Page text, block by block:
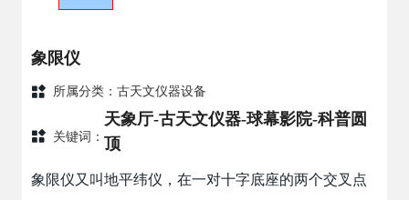
象限仪
所属分类：古天文仪器设备
关键词：
天象厅-古天文仪器-球幕影院-科普圆
顶
象限仪又叫地平纬仪，在一对十字底座的两个交叉点